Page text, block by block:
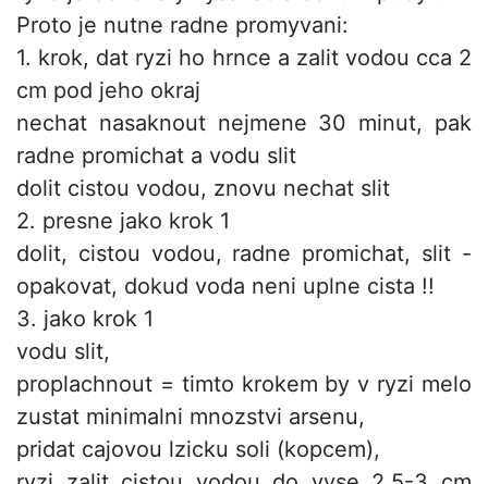
Proto je nutne radne promyvani:
1. krok, dat ryzi ho hrnce a zalit vodou cca 2
cm pod jeho okraj
nechat nasaknout nejmene 30 minut, pak
radne promichat a vodu slit
dolit cistou vodou, znovu nechat slit
2. presne jako krok 1
dolit, cistou vodou, radne promichat, slit -
opakovat, dokud voda neni uplne cista !!
3. jako krok 1
vodu slit,
proplachnout = timto krokem by v ryzi melo
zustat minimalni mnozstvi arsenu,
pridat cajovou lzicku soli (kopcem),